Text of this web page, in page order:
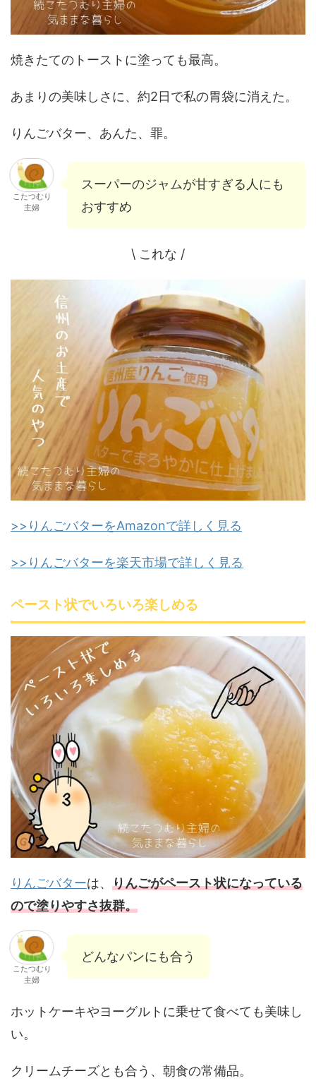
焼きたてのトーストに塗っても最高。
あまりの美味しさに、約2日で私の胃袋に消えた。
りんごバター、あんた、罪。
こたつむり
主婦
スーパーのジャムが甘すぎる人にも
おすすめ
\ これな /
>>りんごバターをAmazonで詳しく見る
>>りんごバターを楽天市場で詳しく見る
ペースト状でいろいろ楽しめる
りんごバターは、 りんごがペースト状になっている
ので塗りやすさ抜群。
こたつむり
主婦
どんなパンにも合う
ホットケーキやヨーグルトに乗せて食べても美味し
い。
クリームチーズとも合う、朝食の常備品。